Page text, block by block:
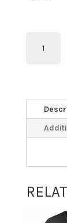
SHIRT
CHOICE”
QUANTITY